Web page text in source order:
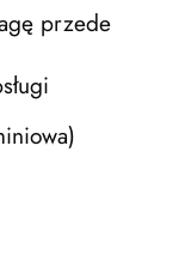
przede